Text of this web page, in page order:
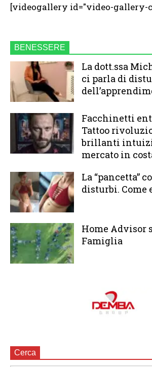
[videogallery id="video-gallery-
BENESSERE
La dott.ssa
ci parla di
Facchinetti
Tattoo
brillanti
mercato in
La “pancetta”
disturbi.
Home Advisor
Famiglia
Cerca